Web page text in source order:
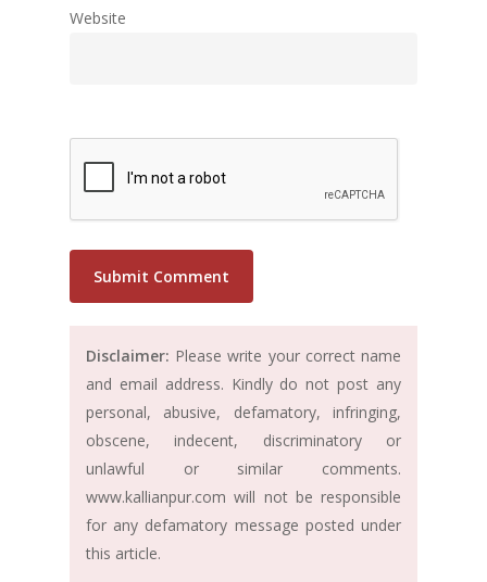
Website
Disclaimer: Please write your correct name
and email address. Kindly do not post any
personal, abusive, defamatory, infringing,
obscene, indecent, discriminatory or
unlawful or similar comments.
www.kallianpur.com will not be responsible
for any defamatory message posted under
this article.